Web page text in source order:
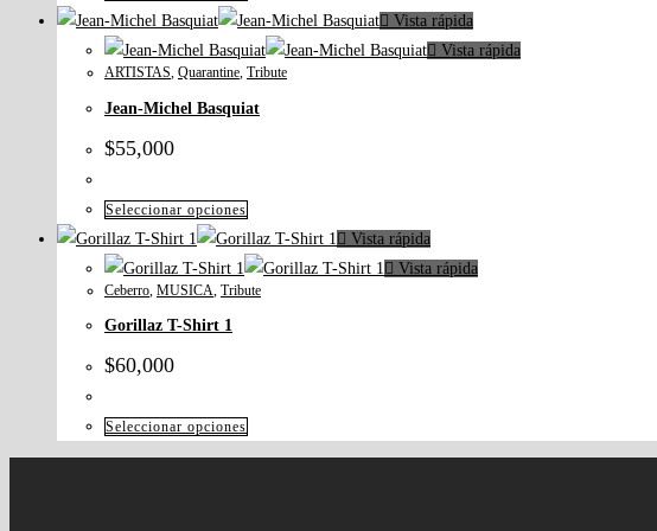
Vista rápida
Vista rápida
ARTISTAS, Quarantine, Tribute
Jean-Michel Basquiat
$55,000
Seleccionar opciones
Vista rápida
Vista rápida
Ceberro MUSICA Tribute
Gorillaz T-Shirt 1
$60,000
Seleccionar opciones